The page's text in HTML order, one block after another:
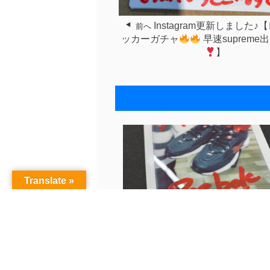
前へ Instagram更新しました♪
ッカーガチャ
早速supreme
】
Translate »